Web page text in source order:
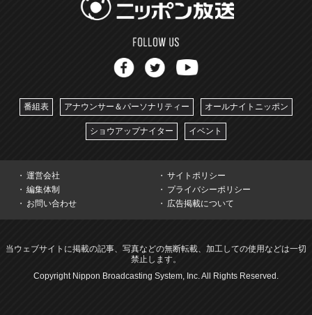
番組表 アナウンサー＆パーソナリティー オールナイトニッポン
ショウアップナイター イベント
運営会社
サイトポリシー
編集体制
プライバシーポリシー
お問い合わせ
広告掲載について
当ウェブサイトに掲載の記事、写真などの無断転載、加工しての使用などは一切
禁止します。
Copyright Nippon Broadcasting System, Inc. All Rights Reserved.